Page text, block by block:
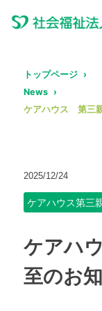
トップページ
News
ケアハウス 第三
2025/12/24
ケアハウス第三
ケアハ
至のお